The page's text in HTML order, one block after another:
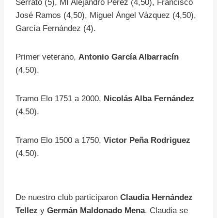
Serrato (5), MI Alejandro Pérez (4,50), Francisco
José Ramos (4,50), Miguel Ángel Vázquez (4,50),
García Fernández (4).
Primer veterano, Antonio García Albarracín
(4,50).
Tramo Elo 1751 a 2000, Nicolás Alba Fernández
(4,50).
Tramo Elo 1500 a 1750, Victor Peña Rodriguez
(4,50).
De nuestro club participaron Claudia Hernández
Tellez y Germán Maldonado Mena. Claudia se